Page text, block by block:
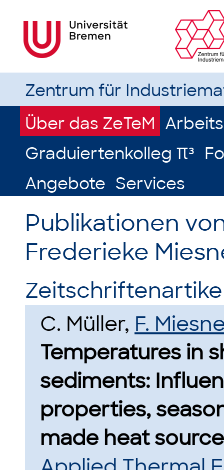
Zentrum für
Über das ZeTeM
Graduiertenkolleg π³
Angebote Services
Publikationen
Frederieke
C. Müller, F.
Temperatures in
sediments:
properties,
made heat